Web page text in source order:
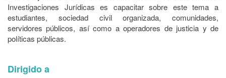
Investigaciones Jurídicas es capacitar sobre este tema a
estudiantes, sociedad civil organizada, comunidades,
servidores públicos, así como a operadores de justicia y de
políticas públicas.
Dirigido a